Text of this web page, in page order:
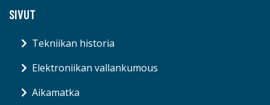
SIVUT
Tekniikan historia
Elektroniikan vallankumous
Aikamatka